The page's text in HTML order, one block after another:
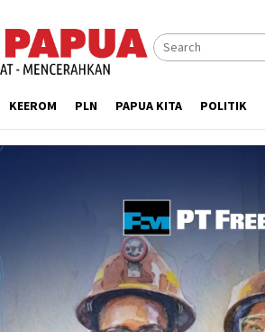
KEEROM PLN PAPUA KITA POLITIK